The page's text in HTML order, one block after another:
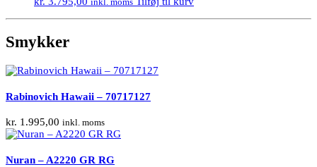
inkl. moms
Smykker
Rabinovich Hawaii – 70717127
kr. 1.995,00 inkl. moms
Nuran – A2220 GR RG